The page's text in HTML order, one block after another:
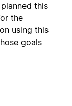
this
the
using this
goals